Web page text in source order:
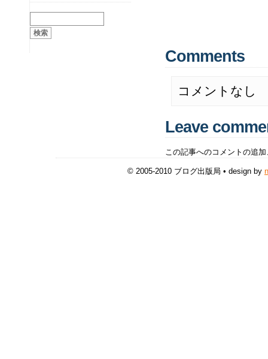
Comments
コメントなし
Leave
この記事へのコメントの追
© 2005-2010 ブログ出版局 • design by